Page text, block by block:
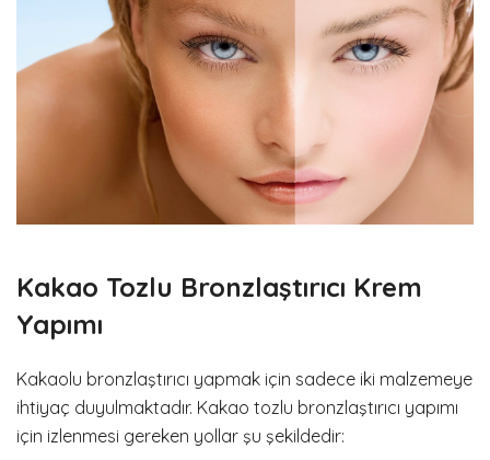
Kakao Tozlu Bronzlaştırıcı Krem
Yapımı
Kakaolu bronzlaştırıcı yapmak için sadece iki malzemeye
ihtiyaç duyulmaktadır. Kakao tozlu bronzlaştırıcı yapımı
için izlenmesi gereken yollar şu şekildedir: